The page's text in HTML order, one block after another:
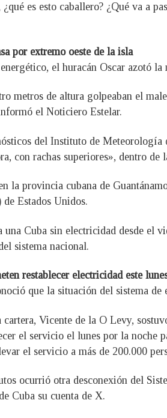
es esto caballero? ¿Qué va a
por extremo oeste de la isla
el huracán Oscar azotó
metros de altura golpeaban el
el Noticiero Estelar.
del Instituto de Meteorología
con rachas superiores», dentro
la provincia cubana de
Estados Unidos.
una Cuba sin electricidad desde el
sistema nacional.
restablecer electricidad este
que la situación del sistema
Vicente de la O Levy,
el servicio el lunes por la noche
el servicio a más de 200.000
ocurrió otra desconexión del
Cuba su cuenta de X.